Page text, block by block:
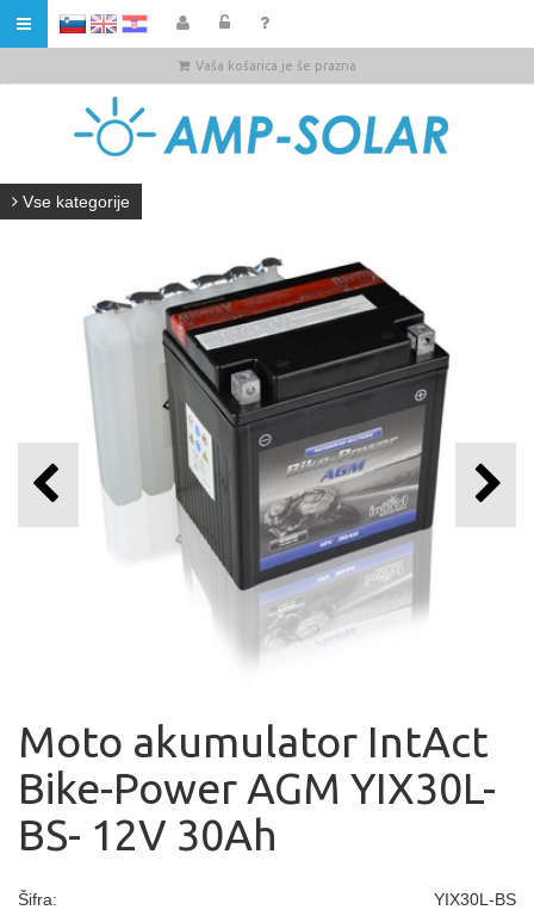
HR
Vaša košarica je še prazna
Vse kategorije
Moto akumulator IntAct
Bike-Power AGM YIX30L-
BS- 12V 30Ah
Šifra:
YIX30L-BS